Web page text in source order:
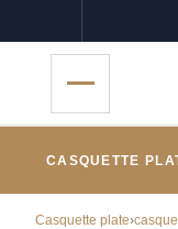
CASQUETTE
Casquette plate›